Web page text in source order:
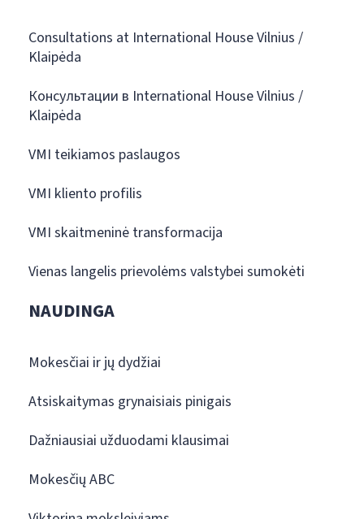
Consultations at International House Vilnius /
Klaipėda
Консультации в International House Vilnius /
Klaipėda
VMI teikiamos paslaugos
VMI kliento profilis
VMI skaitmeninė transformacija
Vienas langelis prievolėms valstybei sumokėti
NAUDINGA
Mokesčiai ir jų dydžiai
Atsiskaitymas grynaisiais pinigais
Dažniausiai užduodami klausimai
Mokesčių ABC